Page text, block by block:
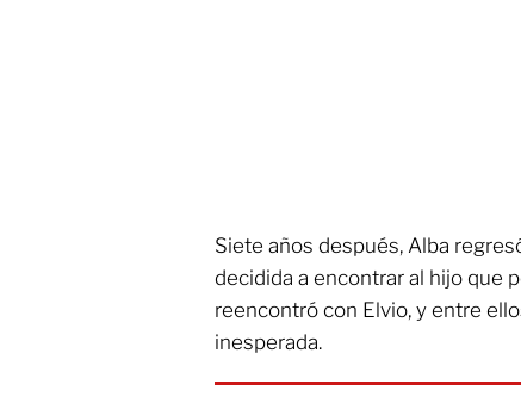
Siete años después, Alba
decidida a encontrar al hijo que
reencontró con Elvio, y entre
inesperada.